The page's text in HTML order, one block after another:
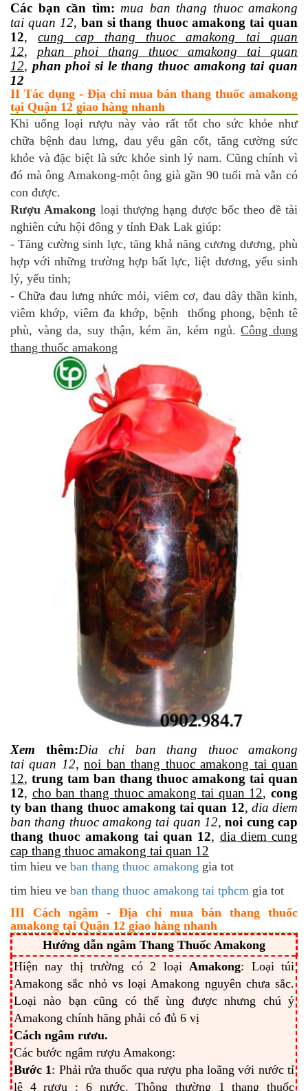
Các bạn cần tìm: mua ban thang thuoc amakong
tai quan 12, ban si thang thuoc amakong tai quan
12,cung cap thang thuoc amakong tai quan
12, phan phoi thang thuoc amakong tai quan
12, phan phoi si le thang thuoc amakong tai quan
12
II Tác dụng - Địa chỉ mua bán thang thuốc amakong
tại Quận 12 giao hàng nhanh
Khi uống loại rượu này vào rất tốt cho sức khỏe như
chữa bệnh đau lưng, đau yếu gân cốt, tăng cường sức
khỏe và đặc biệt là sức khỏe sinh lý nam. Cũng chính vì
đó mà ông Amakong-một ông già gần 90 tuổi mà vẫn có
con được.
Rượu Amakong loại thượng hạng được bốc theo đề tài
nghiên cứu hội đông y tỉnh Đak Lak giúp:
- Tăng cường sinh lực, tăng khả năng cương dương, phù
hợp với những trường hợp bất lực, liệt dương, yếu sinh
lý, yếu tinh;
- Chữa đau lưng nhức mỏi, viêm cơ, đau dây thần kinh,
viêm khớp, viêm đa khớp, bệnh thống phong, bệnh tê
phù, vàng da, suy thận, kém ăn, kém ngủ.Công dụng
thang thuốc amakong
Xem thêm:Dia chi ban thang thuoc amakong
tai quan 12,noi ban thang thuoc amakong tai quan
12, trung tam ban thang thuoc amakong tai quan
12, cho ban thang thuoc amakong tai quan 12,cong
ty ban thang thuoc amakong tai quan 12, dia diem
ban thang thuoc amakong tai quan 12, noi cung cap
thang thuoc amakong tai quan 12, dia diem cung
cap thang thuoc amakong tai quan 12
tim hieu ve ban thang thuoc amakong gia tot
tim hieu ve ban thang thuoc amakong tai tphcm gia tot
III Cách ngâm - Địa chỉ mua bán thang thuốc
amakong tại Quận 12 giao hàng nhanh
Hướng dẫn ngâm Thang Thuốc Amakong
Hiện nay thị trường có 2 loại Amakong: Loại túi
Amakong sắc nhỏ vs loại Amakong nguyên chưa sắc.
Loại nào bạn cũng có thể ùng được nhưng chú ý
Amakong chính hãng phải có đủ 6 vị
Cách ngâm rươu.
Các bước ngâm rượu Amakong:
Bước 1 : Phải rửa thuốc qua rượu pha loãng với nước tỉ
lệ 4 rượu : 6 nước. Thông thường 1 thang thuốc